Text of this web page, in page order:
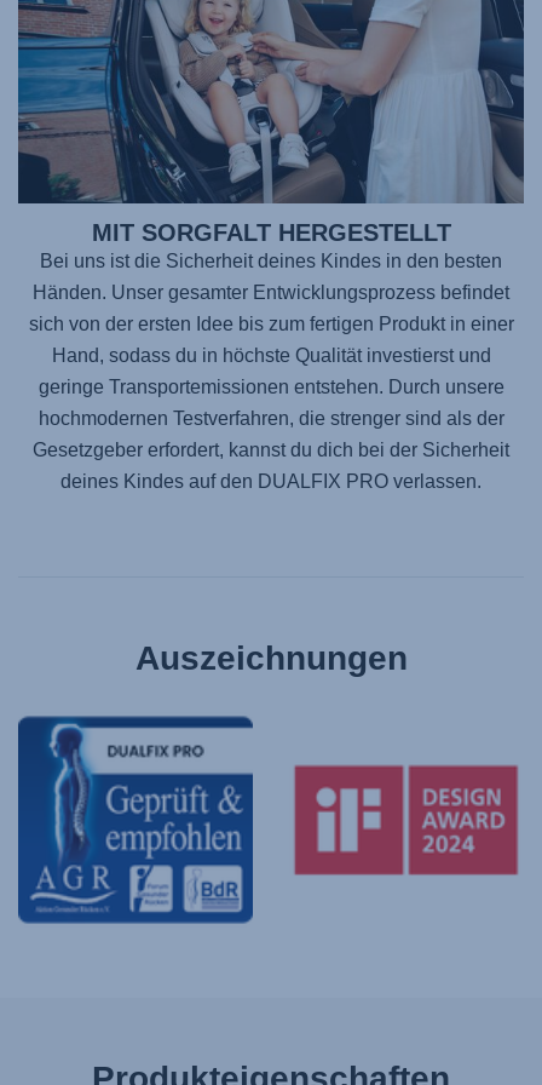
MIT SORGFALT HERGESTELLT
Bei uns ist die Sicherheit deines Kindes in den besten
Händen. Unser gesamter Entwicklungsprozess befindet
sich von der ersten Idee bis zum fertigen Produkt in einer
Hand, sodass du in höchste Qualität investierst und
geringe Transportemissionen entstehen. Durch unsere
hochmodernen Testverfahren, die strenger sind als der
Gesetzgeber erfordert, kannst du dich bei der Sicherheit
deines Kindes auf den DUALFIX PRO verlassen.
Auszeichnungen